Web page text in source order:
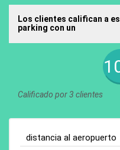
Los clientes califican a
parking con un
Calificado por 3 clientes
distancia al aeropuerto